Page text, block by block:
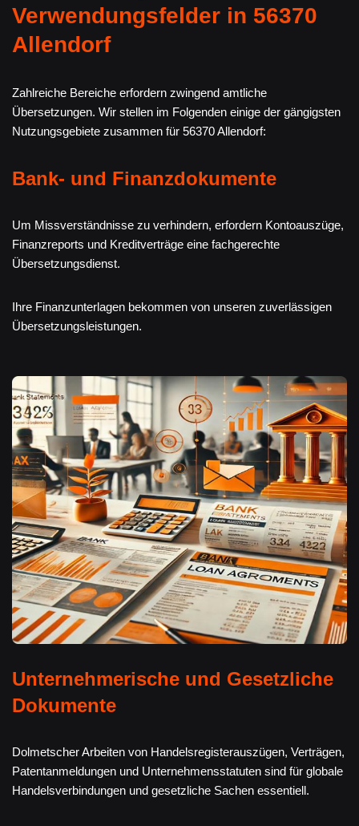
Verwendungsfelder in 56370
Allendorf
Zahlreiche Bereiche erfordern zwingend amtliche
Übersetzungen. Wir stellen im Folgenden einige der gängigsten
Nutzungsgebiete zusammen für 56370 Allendorf:
Bank- und Finanzdokumente
Um Missverständnisse zu verhindern, erfordern Kontoauszüge,
Finanzreports und Kreditverträge eine fachgerechte
Übersetzungsdienst.
Ihre Finanzunterlagen bekommen von unseren zuverlässigen
Übersetzungsleistungen.
Unternehmerische und Gesetzliche
Dokumente
Dolmetscher Arbeiten von Handelsregisterauszügen, Verträgen,
Patentanmeldungen und Unternehmensstatuten sind für globale
Handelsverbindungen und gesetzliche Sachen essentiell.